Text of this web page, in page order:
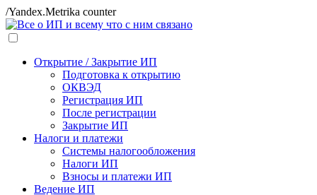
/Yandex.Metrika counter
Открытие / Закрытие ИП
Подготовка к открытию
ОКВЭД
Регистрация ИП
После регистрации
Закрытие ИП
Налоги и платежи
Системы налогообложения
Налоги ИП
Взносы и платежи ИП
Ведение ИП